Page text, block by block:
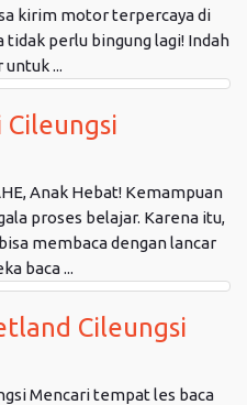
kirim motor terpercaya di
tidak perlu bingung lagi! Indah
...
Cileungsi
Anak Hebat! Kemampuan
proses belajar. Karena itu,
membaca dengan lancar
baca ...
Cileungsi
Mencari tempat les baca